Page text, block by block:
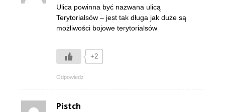
Ulica powinna być nazwana ulicą
Terytorialsów – jest tak długa jak duże są
możliwości bojowe terytorialsów
+2
Odpowiedz
Pistch